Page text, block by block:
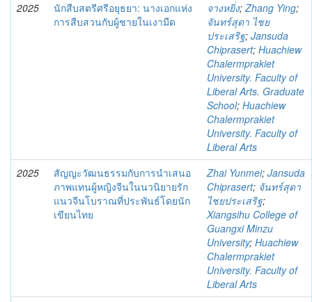
2025
นักสืบสตรีศรีอยุธยา: นางเอกแห่ง
การสืบสวนกับผู้ชายในเงามืด
จางหยิ่ง;Zhang Ying;
จันทร์สุดา ไชย
ประเสริฐ; Jansuda
Chiprasert; Huachiew
Chalermprakiet
University. Faculty of
Liberal Arts. Graduate
School; Huachiew
Chalermprakiet
University. Faculty of
Liberal Arts
2025
สัญญะวัฒนธรรมกับการนำเสนอ
ภาพแทนผู้หญิงจีนในนวนิยายรัก
แนวจีนโบราณที่ประพันธ์โดยนัก
เขียนไทย
Zhai Yunmei; Jansuda
Chiprasert; จันทร์สุดา
ไชยประเสริฐ;
Xiangsihu College of
Guangxi Minzu
University; Huachiew
Chalermprakiet
University. Faculty of
Liberal Arts